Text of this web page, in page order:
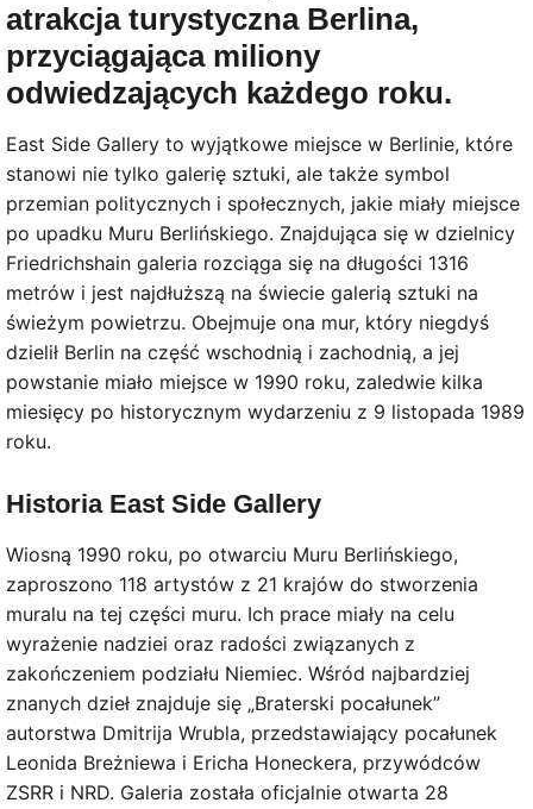
atrakcja turystyczna Berlina,
przyciągająca miliony
odwiedzających każdego roku.
East Side Gallery to wyjątkowe miejsce w Berlinie, które
stanowi nie tylko galerię sztuki, ale także symbol
przemian politycznych i społecznych, jakie miały miejsce
po upadku Muru Berlińskiego. Znajdująca się w dzielnicy
Friedrichshain galeria rozciąga się na długości 1316
metrów i jest najdłuższą na świecie galerią sztuki na
świeżym powietrzu. Obejmuje ona mur, który niegdyś
dzielił Berlin na część wschodnią i zachodnią, a jej
powstanie miało miejsce w 1990 roku, zaledwie kilka
miesięcy po historycznym wydarzeniu z 9 listopada 1989
roku.
Historia East Side Gallery
Wiosną 1990 roku, po otwarciu Muru Berlińskiego,
zaproszono 118 artystów z 21 krajów do stworzenia
muralu na tej części muru. Ich prace miały na celu
wyrażenie nadziei oraz radości związanych z
zakończeniem podziału Niemiec. Wśród najbardziej
znanych dzieł znajduje się „Braterski pocałunek”
autorstwa Dmitrija Wrubla, przedstawiający pocałunek
Leonida Breżniewa i Ericha Honeckera, przywódców
ZSRR i NRD. Galeria została oficjalnie otwarta 28